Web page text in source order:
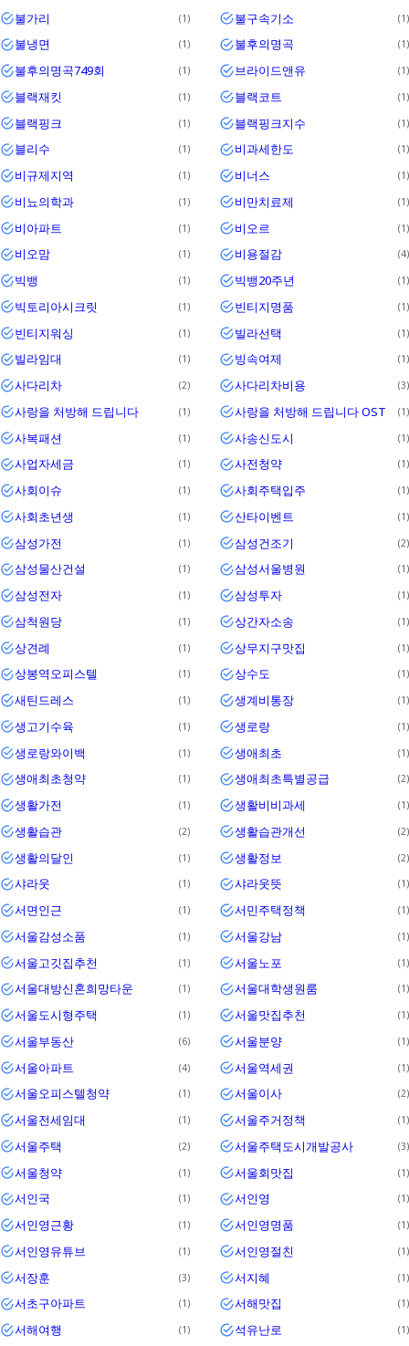
불가리 1 불구속기소 1
불냉면 1 불후의명곡 1
불후의명곡749회 1 브라이드앤유 1
블랙재킷 1 블랙코트 1
블랙핑크 1 블랙핑크지수 1
블리수 1 비과세한도 1
비규제지역 1 비너스 1
비뇨의학과 1 비만치료제 1
비아파트 1 비오르 1
비오맘 1 비용절감 4
빅뱅 1 빅뱅20주년 1
빅토리아시크릿 1 빈티지명품 1
빈티지워싱 1 빌라선택 1
빌라임대 1 빙속여제 1
사다리차 2 사다리차비용 3
사랑을 처방해 드립니다 1 사랑을 처방해 드립니다 OST 1
사복패션 1 사송신도시 1
사업자세금 1 사전청약 1
사회이슈 1 사회주택입주 1
사회초년생 1 산타이벤트 1
삼성가전 1 삼성건조기 2
삼성물산건설 1 삼성서울병원 1
삼성전자 1 삼성투자 1
삼척원당 1 상간자소송 1
상견례 1 상무지구맛집 1
상봉역오피스텔 1 상수도 1
새틴드레스 1 생계비통장 1
생고기수육 1 생로랑 1
생로랑와이백 1 생애최초 1
생애최초청약 1 생애최초특별공급 2
생활가전 1 생활비비과세 1
생활습관 2 생활습관개선 2
생활의달인 1 생활정보 2
샤라웃 1 샤라웃뜻 1
서면인근 1 서민주택정책 1
서울감성소품 1 서울강남 1
서울고깃집추천 1 서울노포 1
서울대방신혼희망타운 1 서울대학생원룸 1
서울도시형주택 1 서울맛집추천 1
서울부동산 6 서울분양 1
서울아파트 4 서울역세권 1
서울오피스텔청약 1 서울이사 2
서울전세임대 1 서울주거정책 1
서울주택 2 서울주택도시개발공사 3
서울청약 1 서울회맛집 1
서인국 1 서인영 1
서인영근황 1 서인영명품 1
서인영유튜브 1 서인영절친 1
서장훈 3 서지혜 1
서초구아파트 1 서해맛집 1
서해여행 1 석유난로 1